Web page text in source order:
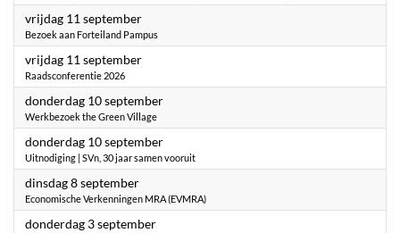
vrijdag 11 september2026
Bezoek aan Forteiland Pampus
vrijdag 11 september2026
Raadsconferentie 2026
donderdag 10 september2026
Werkbezoek the Green Village
donderdag 10 september2026
Uitnodiging | SVn, 30 jaar samen vooruit
dinsdag 8 september2026
Economische Verkenningen MRA (EVMRA)
donderdag 3 september2026